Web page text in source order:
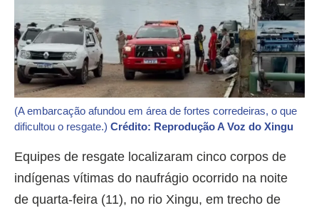
(A embarcação afundou em área de fortes corredeiras, o que
dificultou o resgate.) Crédito: Reprodução A Voz do Xingu
Equipes de resgate localizaram cinco corpos de
indígenas vítimas do naufrágio ocorrido na noite
de quarta-feira (11), no rio Xingu, em trecho de